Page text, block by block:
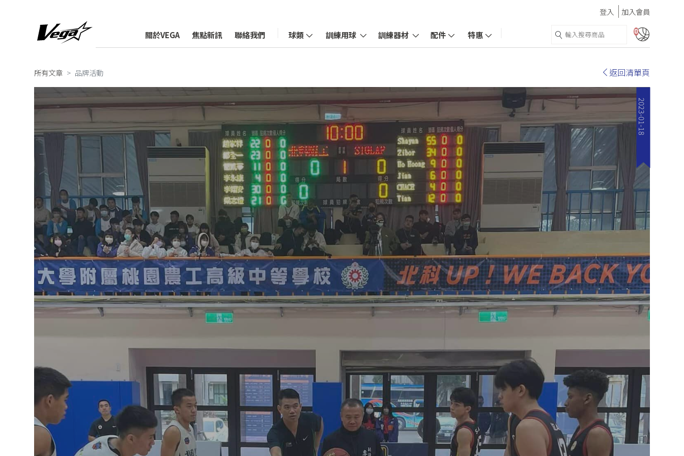
登入 加入會員
關於VEGA 焦點新訊 聯絡我們 球類 訓練用球 訓練器材 配件 特惠 0
所有文章 品牌活動 返回清單頁
2023-01-18